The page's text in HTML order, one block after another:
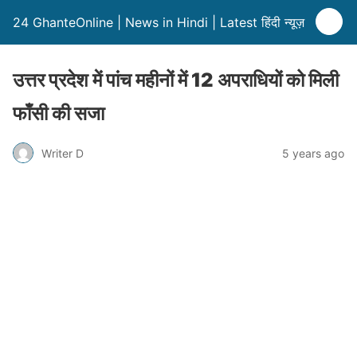
24 GhanteOnline | News in Hindi | Latest हिंदी न्यूज़
उत्तर प्रदेश में पांच महीनों में 12 अपराधियों को मिली
फाँसी की सजा
Writer D 5 years ago